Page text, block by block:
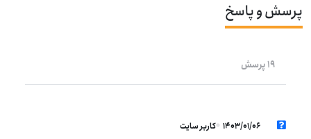
پرسش و پاسخ
19 پرسش
1403/01/06 کاربر سایت